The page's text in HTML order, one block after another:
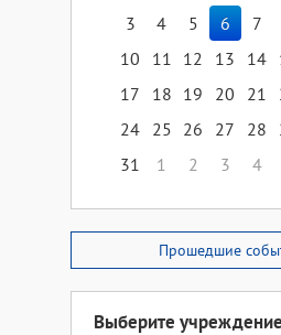
3
4 5 6 7
10
11 12 13 14
17
18 19 20 21
24 25 26 27 28
31
1 2 3 4
Прошедшие
Выберите учреждение